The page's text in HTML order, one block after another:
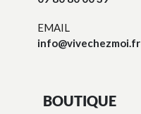
EMAIL
info@vivechezmoi.fr
BOUTIQUE